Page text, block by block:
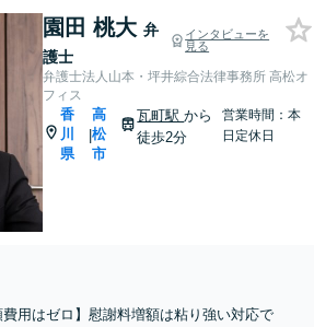
園田 桃大 弁
護士
インタビューを
見る
弁護士法人山本・坪井綜合法律事務所 高松オ
フィス
香
川
県
|
高
松
市
瓦町駅から
徒歩2分
営業時間：本
日定休日
費用はゼロ】慰謝料増額は粘り強い対応で